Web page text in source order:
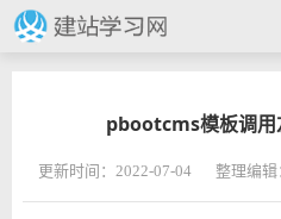
pbootcms模板调用
更新时间：2022-07-04 整理编